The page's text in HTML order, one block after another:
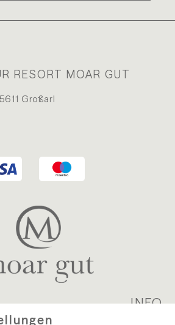
RESORT MOAR GUT
Großarl
INFO